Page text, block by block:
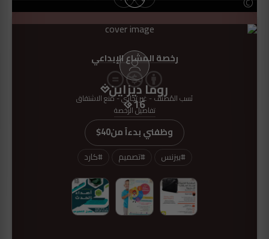
روما ديزاين
16
وظفني بدءاً من$40
#بيزنس #تصميم #كارد
رخصة المشاع الإبداعي
نَسب المُصنَّف - غير تجاري - منع الاشتقاق
تفاصيل الرخصة